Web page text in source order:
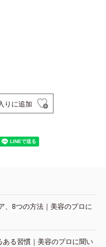
りに追加
、8つの方法｜美容のプロに
ある習慣｜美容のプロに聞い